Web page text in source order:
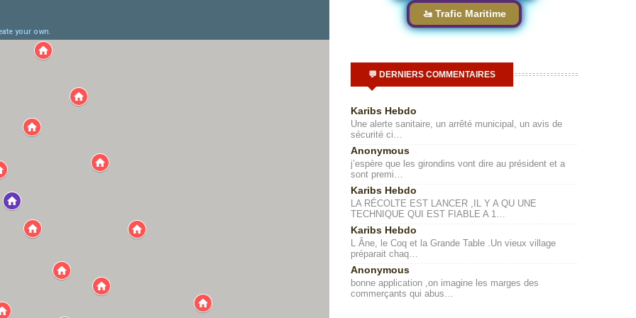
🚤 Trafic Maritime
💬 DERNIERS COMMENTAIRES
Karibs Hebdo
Une alerte sanitaire, un arrêté municipal, un avis de
sécurité ci…
Anonymous
j’espère que les girondins vont dire au président et a
sont premi…
Karibs Hebdo
LA RÉCOLTE EST LANCER ,IL Y A QU UNE
TECHNIQUE QUI EST FIABLE A 1…
Karibs Hebdo
L Âne, le Coq et la Grande Table .Un vieux village
préparait chaq…
Anonymous
bonne application ,on imagine les marges des
commerçants qui abus…